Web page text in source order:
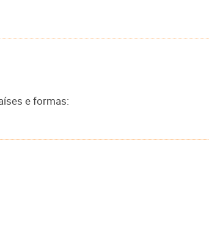
e formas: